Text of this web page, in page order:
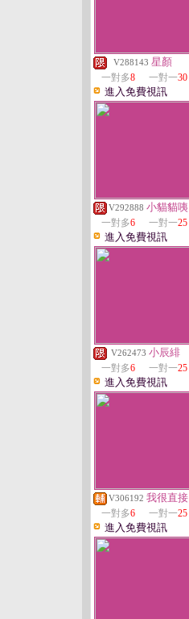
V288143 星顏
一對多8 一對一30
進入免費視訊
V292888 小貓貓咦
一對多6 一對一25
進入免費視訊
V262473 小辰緋
一對多6 一對一25
進入免費視訊
V306192 我很直接
一對多6 一對一25
進入免費視訊